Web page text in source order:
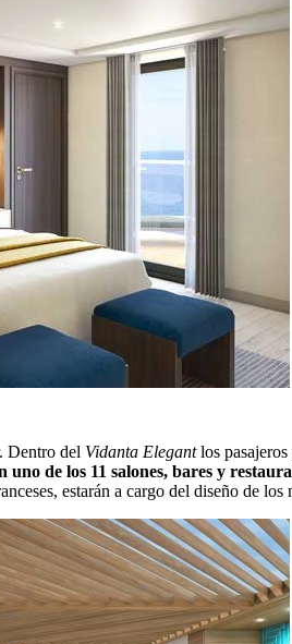
Dentro del Vidanta Elegantlos pasajeros
de los 11 salones, bares y
estarán a cargo del diseño de los